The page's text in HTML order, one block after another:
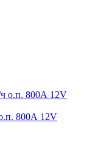
800А 12V